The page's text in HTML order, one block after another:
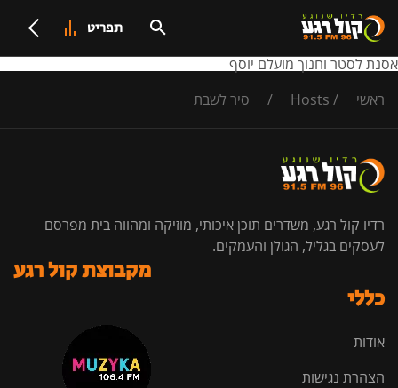
תפריט
אסנת לסטר וחנוך מועלם יוסף
ראשי
/
Hosts
/ סיר לשבת
רדיו קול רגע, משדרים תוכן איכותי, מוזיקה ומהווה בית מפרסם
לעסקים בגליל, הגולן והעמקים.
כללי
אודות
הצהרת נגישות
מקבוצת קול רגע